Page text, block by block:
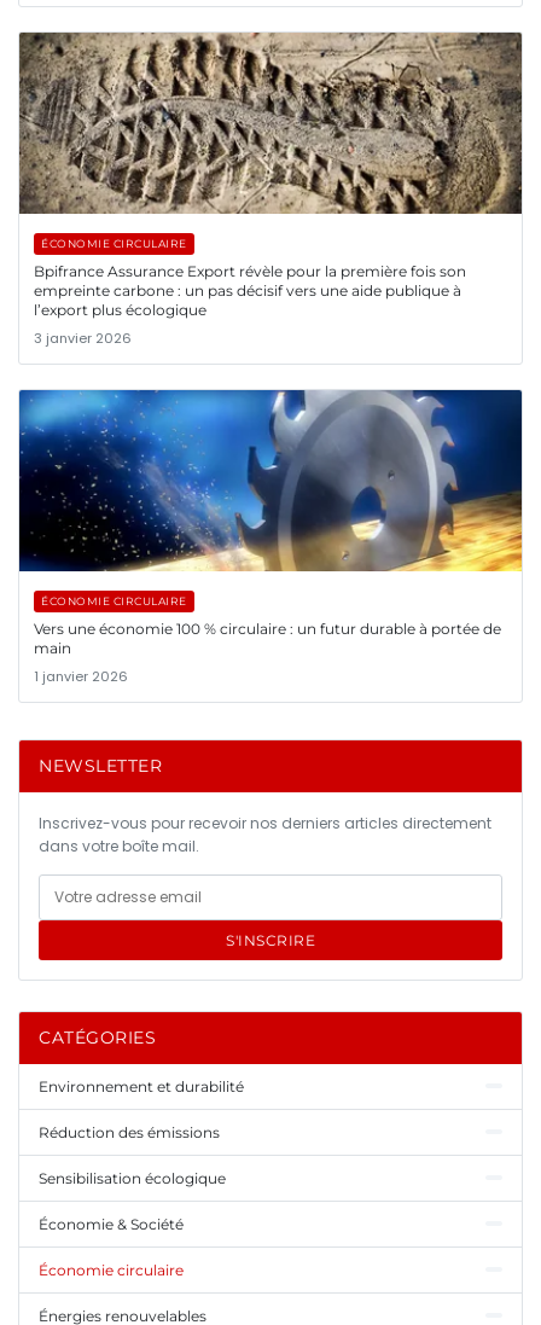
ÉCONOMIE CIRCULAIRE
Bpifrance Assurance Export révèle pour la première fois son
empreinte carbone : un pas décisif vers une aide publique à
l’export plus écologique
3 janvier 2026
ÉCONOMIE CIRCULAIRE
Vers une économie 100 % circulaire : un futur durable à portée de
main
1 janvier 2026
NEWSLETTER
Inscrivez-vous pour recevoir nos derniers articles directement
dans votre boîte mail.
S'INSCRIRE
CATÉGORIES
Environnement et durabilité
Réduction des émissions
Sensibilisation écologique
Économie & Société
Économie circulaire
Énergies renouvelables